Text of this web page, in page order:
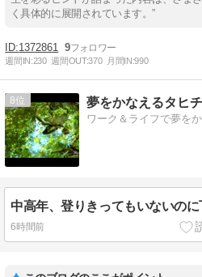
く具体的に展開されています。”
1372861 9
週間IN:230 週間OUT:370 月間IN:990
8 夢をかなえるタヒチ
ワーク＆ライフで夢を
中高年、登りきってもいないのに
6時間前